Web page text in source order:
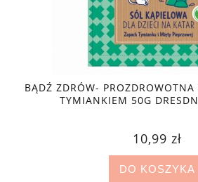
BĄDŹ ZDRÓW-
TYMIANKIEM 50G
10,99 zł
DO KOSZYKA